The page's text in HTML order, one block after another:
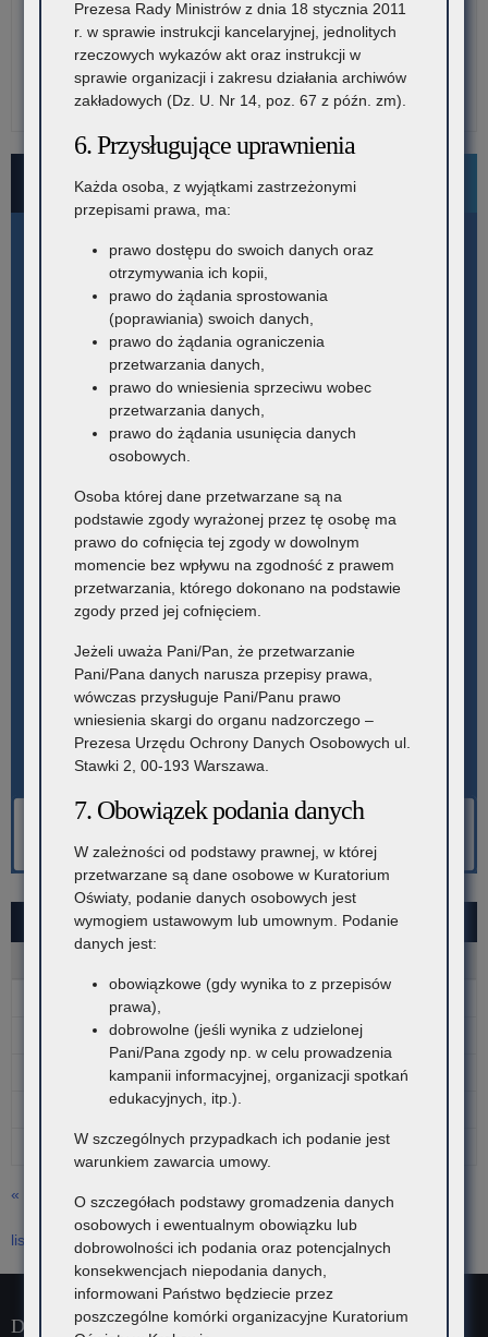
Bezpłatne numery pomocowe
PAŹDZIERNIK 2025
7 8 9 10
14 15 16 17 18
21 22 23
28 29 30 31
« wrz
lis »
Dane kontaktowe
Prezesa Rady Ministrów z dnia 18 stycznia 2011
r. w sprawie instrukcji kancelaryjnej, jednolitych
rzeczowych wykazów akt oraz instrukcji w
sprawie organizacji i zakresu działania archiwów
zakładowych (Dz. U. Nr 14, poz. 67 z późn. zm).
6. Przysługujące uprawnienia
Każda osoba, z wyjątkami zastrzeżonymi
przepisami prawa, ma:
prawo dostępu do swoich danych oraz
otrzymywania ich kopii,
prawo do żądania sprostowania
(poprawiania) swoich danych,
prawo do żądania ograniczenia
przetwarzania danych,
prawo do wniesienia sprzeciwu wobec
przetwarzania danych,
prawo do żądania usunięcia danych
osobowych.
Osoba której dane przetwarzane są na
podstawie zgody wyrażonej przez tę osobę ma
prawo do cofnięcia tej zgody w dowolnym
momencie bez wpływu na zgodność z prawem
przetwarzania, którego dokonano na podstawie
zgody przed jej cofnięciem.
Jeżeli uważa Pani/Pan, że przetwarzanie
Pani/Pana danych narusza przepisy prawa,
wówczas przysługuje Pani/Panu prawo
wniesienia skargi do organu nadzorczego –
Prezesa Urzędu Ochrony Danych Osobowych ul.
Stawki 2, 00-193 Warszawa.
7. Obowiązek podania danych
W zależności od podstawy prawnej, w której
przetwarzane są dane osobowe w Kuratorium
Oświaty, podanie danych osobowych jest
wymogiem ustawowym lub umownym. Podanie
danych jest:
obowiązkowe (gdy wynika to z przepisów
prawa),
dobrowolne (jeśli wynika z udzielonej
Pani/Pana zgody np. w celu prowadzenia
kampanii informacyjnej, organizacji spotkań
edukacyjnych, itp.).
W szczególnych przypadkach ich podanie jest
warunkiem zawarcia umowy.
O szczegółach podstawy gromadzenia danych
osobowych i ewentualnym obowiązku lub
dobrowolności ich podania oraz potencjalnych
konsekwencjach niepodania danych,
informowani Państwo będziecie przez
poszczególne komórki organizacyjne Kuratorium